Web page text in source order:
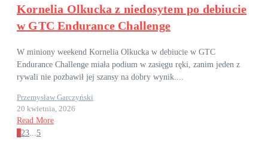
Kornelia Olkucka z niedosytem po debiucie
w GTC Endurance Challenge
W miniony weekend Kornelia Olkucka w debiucie w GTC
Endurance Challenge miała podium w zasięgu ręki, zanim jeden z
rywali nie pozbawił jej szansy na dobry wynik....
Przemysław Garczyński
20 kwietnia, 2026
Read More
1 23 5